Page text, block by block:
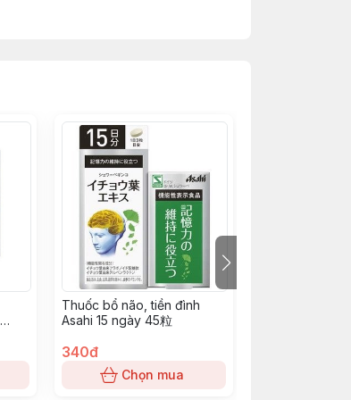
Thuốc bổ não, tiền đình
Asahi 15 ngày 45粒
340đ
Chọn mua